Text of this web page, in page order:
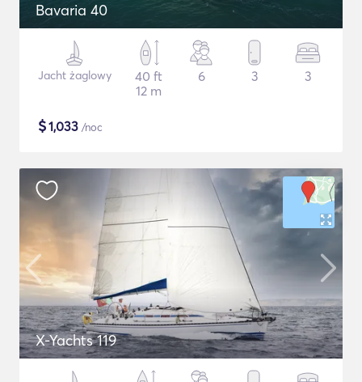
Bavaria 40
Jacht żaglowy
40 ft
12 m
6 3 3
$1,033 /noc
X-Yachts 119